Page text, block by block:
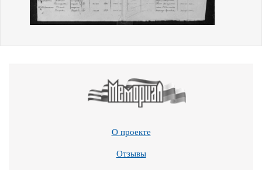
О проекте
Отзывы